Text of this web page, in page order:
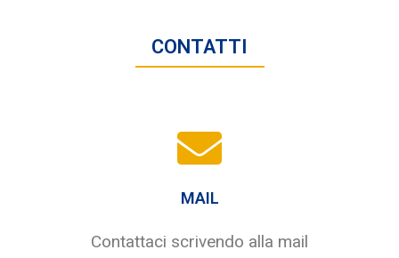
CONTATTI
MAIL
Contattaci scrivendo alla mail